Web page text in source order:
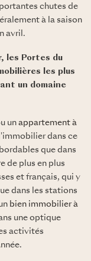
chutes de
à la saison
avril.
les Portes du
les plus
un domaine
un appartement à
dans ce
que dans
de plus en plus
et français, qui y
dans les stations
bien immobilier à
une optique
activités